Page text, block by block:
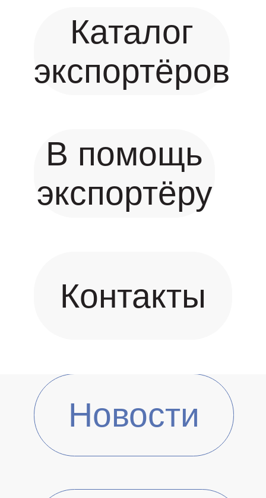
Каталог
экспортёров
В помощь
экспортёру
Контакты
Новости